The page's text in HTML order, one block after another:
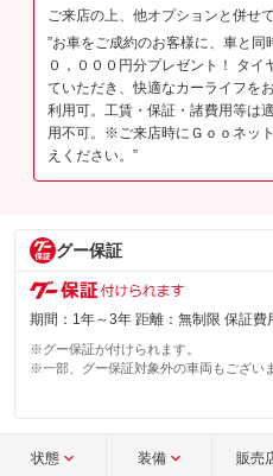
ご来店の上、他オプションと併せ
”お車をご成約のお客様に、車と同
０，０００円分プレゼント！ タ
ていただき、快適なカーライフを
利用可。工賃・保証・諸費用等は
用不可。※ご来店時にＧｏｏネッ
えください。”
グー保証
期間：1年～3年 距離：無制限 保証
※グー保証が付けられます。
※一部、グー保証対象外の車両もござい
状態 装備 販売